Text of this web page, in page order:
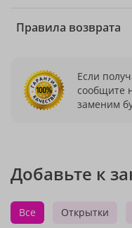
Правила возврата
Если
сообщите
заменим
Добавьте к
Все Открытки